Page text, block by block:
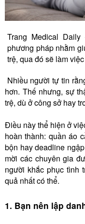
Trang Medical
phương pháp nhằm
trệ, qua đó sẽ làm
Nhiều người tự tin
hơn. Thế nhưng, sự
trệ, dù ở công sở hay
Điều này thể hiện ở
hoàn thành: quần áo
bộn hay deadline
mời các chuyên gia
người khắc phục tình
quả nhất có thể.
1. Bạn nên lập